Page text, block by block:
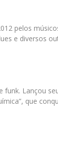
pelos
e diversos
funk. Lançou
que